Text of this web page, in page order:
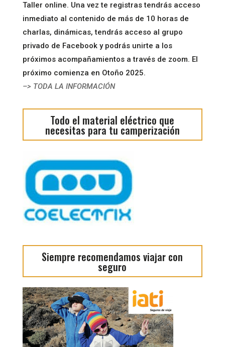
Taller online. Una vez te registras tendrás acceso
inmediato al contenido de más de 10 horas de
charlas, dinámicas, tendrás acceso al grupo
privado de Facebook y podrás unirte a los
próximos acompañamientos a través de zoom. El
próximo comienza en Otoño 2025.
–> TODA LA INFORMACIÓN
Todo el material eléctrico que
necesitas para tu camperización
Siempre recomendamos viajar con
seguro